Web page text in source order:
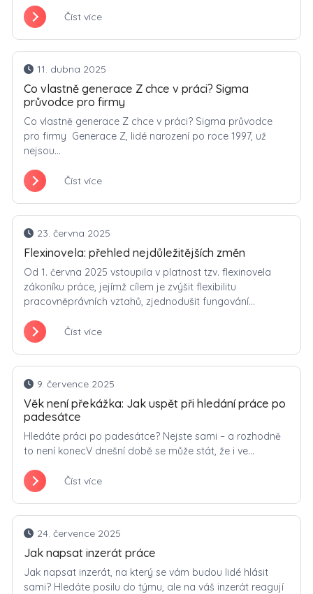
Číst více
11. dubna 2025
Co vlastně generace Z chce v práci? Sigma
průvodce pro firmy
Co vlastně generace Z chce v práci? Sigma průvodce
pro firmy Generace Z, lidé narození po roce 1997, už
nejsou...
Číst více
23. června 2025
Flexinovela: přehled nejdůležitějších změn
Od 1. června 2025 vstoupila v platnost tzv. flexinovela
zákoníku práce, jejímž cílem je zvýšit flexibilitu
pracovněprávních vztahů, zjednodušit fungování...
Číst více
9. července 2025
Věk není překážka: Jak uspět při hledání práce po
padesátce
Hledáte práci po padesátce? Nejste sami – a rozhodně
to není konecV dnešní době se může stát, že i ve...
Číst více
24. července 2025
Jak napsat inzerát práce
Jak napsat inzerát, na který se vám budou lidé hlásit
sami? Hledáte posilu do týmu, ale na váš inzerát reagují